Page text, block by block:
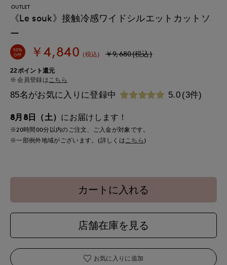
OUTLET
《Le souk》接触冷感ワイドシルエットカットソ
ー
50%
OFF ￥4,840 (税込) ￥9,680(税込)
22ポイント還元
会員登録はこちら
85名がお気に入りに登録中 5.0 (3件)
8月8日（土） にお届けします！
※20時間00分以内のご注文、ご入金が対象です。
※一部例外地域がございます。(詳しくは こちら )
カートに入れる
店舗在庫を見る
お気に入りに追加